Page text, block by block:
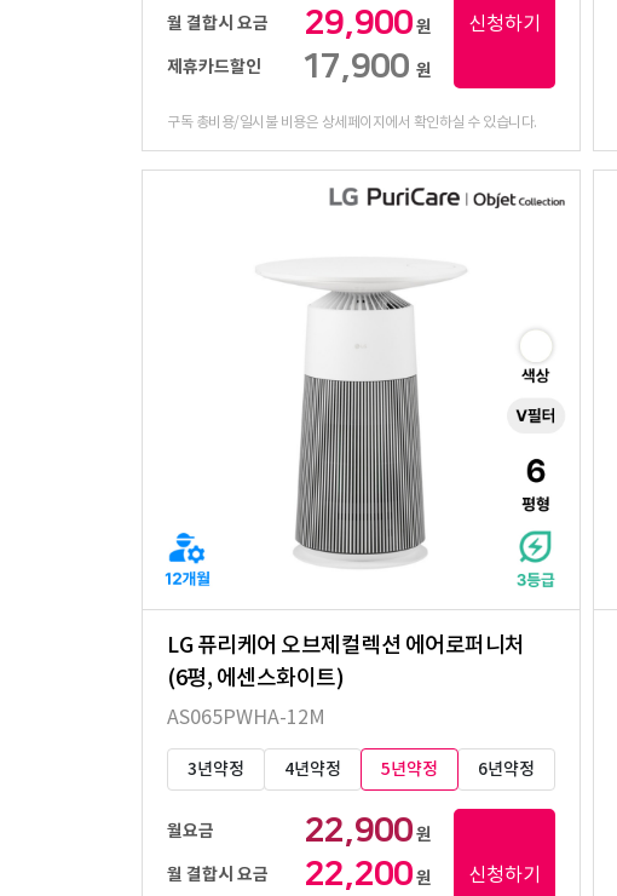
월 결합시 요금
29,900원
제휴카드할인
17,900 원
신청하기
구독 총비용/일시불 비용은 상세페이지에서 확인하실 수 있습니다.
LG 퓨리케어 오브제컬렉션 에어로퍼니처
(6평, 에센스화이트)
AS065PWHA-12M
3년약정 4년약정 5년약정 6년약정
월요금 22,900원
월 결합시 요금
22,200원
신청하기